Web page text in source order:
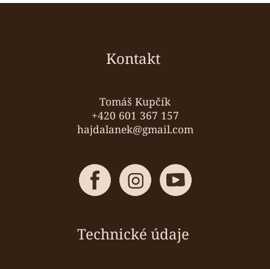
Kontakt
Tomáš Kupčík
+420 601 367 157
hajdalanek@gmail.com
Technické údaje